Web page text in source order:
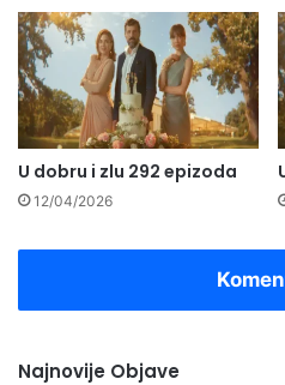
U dobru i zlu 292 epizoda
12/04/2026
Najnovije Objave